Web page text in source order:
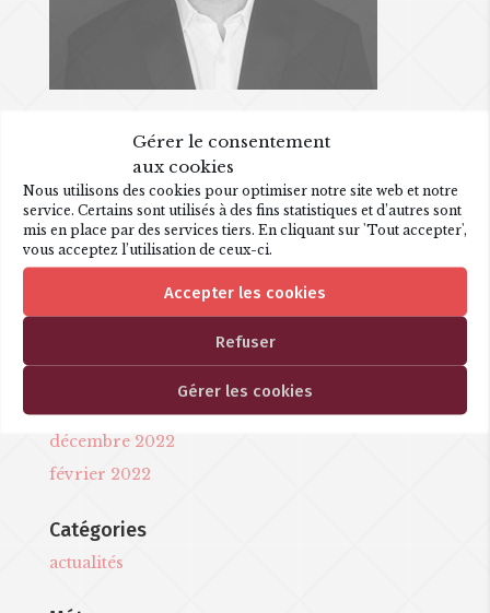
Gérer le consentement
aux cookies
Nous utilisons des cookies pour optimiser notre site web et notre
service. Certains sont utilisés à des fins statistiques et d’autres sont
mis en place par des services tiers. En cliquant sur 'Tout accepter',
vous acceptez l’utilisation de ceux-ci.
Accepter les cookies
Refuser
Gérer les cookies
Articles récents
Les P’tits opéras, La Flûte
Une nouvelle création !
Commentaires récents
Archives
décembre 2022
février 2022
Catégories
actualités